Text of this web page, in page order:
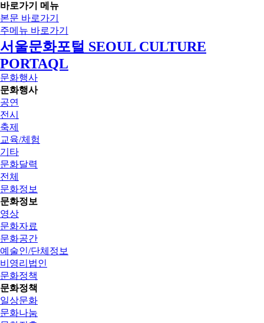
바로가기 메뉴
본문 바로가기
주메뉴 바로가기
서울문화포털 SEOUL CULTURE
PORTAQL
문화행사
문화행사
공연
전시
축제
교육/체험
기타
문화달력
전체
문화정보
문화정보
영상
문화자료
문화공간
예술인/단체정보
비영리법인
문화정책
문화정책
일상문화
문화나눔